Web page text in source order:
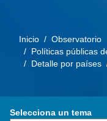
Inicio / Observatorio
/ Políticas públicas
/ Detalle por países
Selecciona un tema